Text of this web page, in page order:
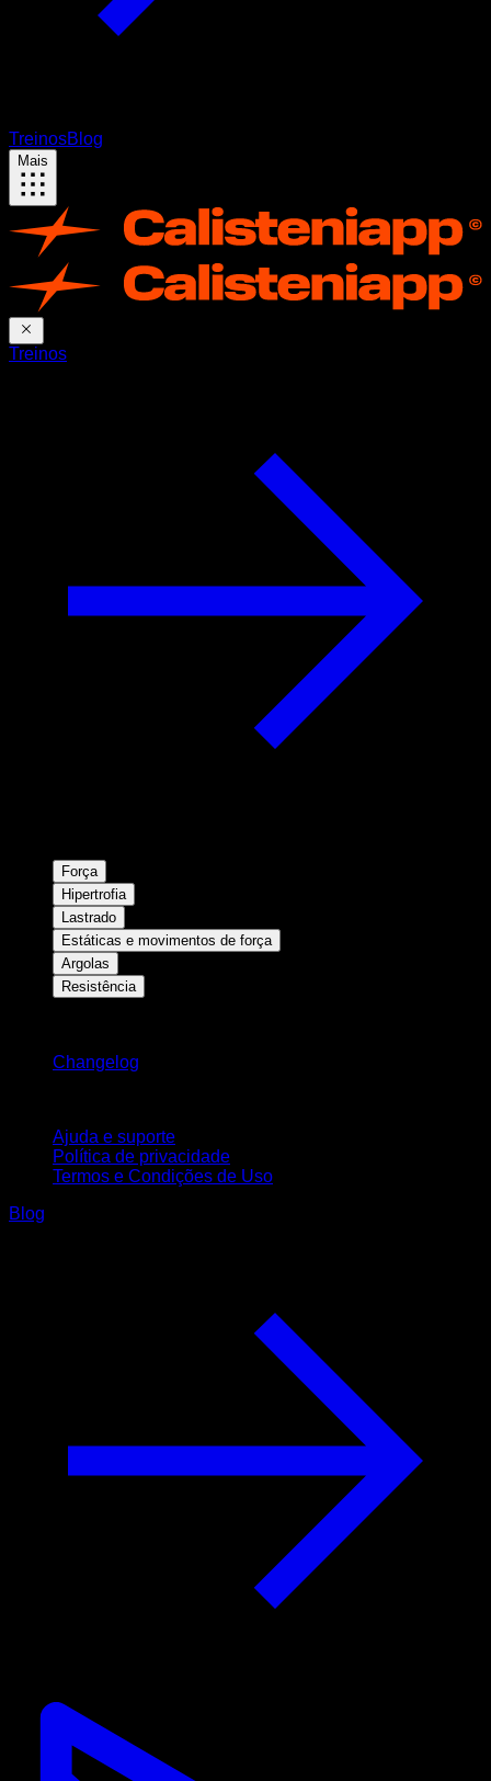
TreinosBlog
Mais
Treinos
Força
Hipertrofia
Lastrado
Estáticas e movimentos de força
Argolas
Resistência
Changelog
Ajuda e suporte
Política de privacidade
Termos e Condições de Uso
Blog